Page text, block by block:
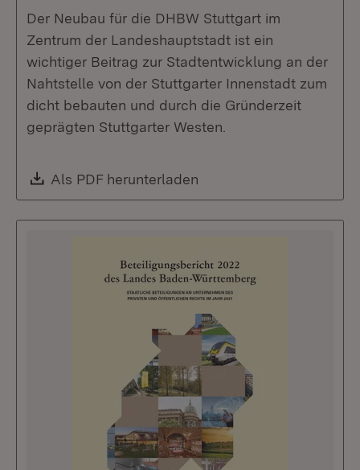
Der Neubau für die DHBW Stuttgart im
Zentrum der Landeshauptstadt ist ein
wichtiger Beitrag zur Stadtentwicklung an der
Nahtstelle von der Stuttgarter Innenstadt zum
dicht bebauten und durch die Gründerzeit
geprägten Stuttgarter Westen.
Download:
Als PDF herunterladen